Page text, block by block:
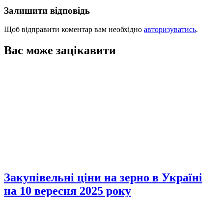
Залишити відповідь
Щоб відправити коментар вам необхідно авторизуватись.
Вас може зацікавити
Закупівельні ціни на зерно в Україні
на 10 вересня 2025 року